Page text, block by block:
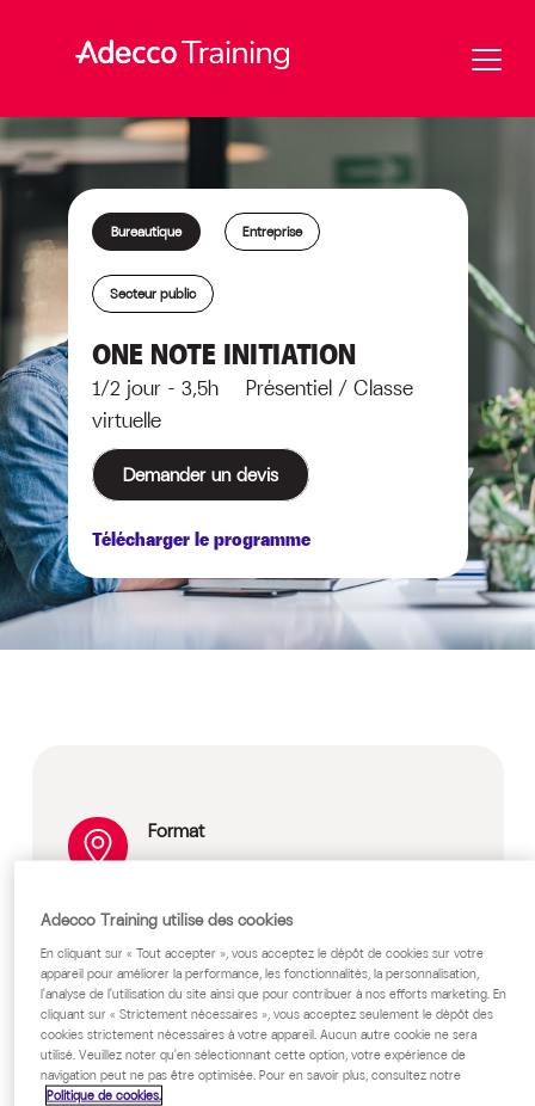
Bureautique Entreprise
Secteur public
ONE NOTE INITIATION
1/2 jour - 3,5h Présentiel / Classe
virtuelle
Demander un devis
Télécharger le programme
Format
Classe virtuelle en individuel ou en
groupe
Groupe de 2 à 8 personnes maximum
Prix
Prix inter / Intra / Sur-mesure : sur
devis, nous consulter.
Adecco Training utilise des cookies
En cliquant sur « Tout accepter », vous acceptez le dépôt de cookies sur votre
appareil pour améliorer la performance, les fonctionnalités, la personnalisation,
l'analyse de l'utilisation du site ainsi que pour contribuer à nos efforts marketing. En
cliquant sur « Strictement nécessaires », vous acceptez seulement le dépôt des
cookies strictement nécessaires à votre appareil. Aucun autre cookie ne sera
utilisé. Veuillez noter qu'en sélectionnant cette option, votre expérience de
navigation peut ne pas être optimisée. Pour en savoir plus, consultez notre
Politique de cookies.